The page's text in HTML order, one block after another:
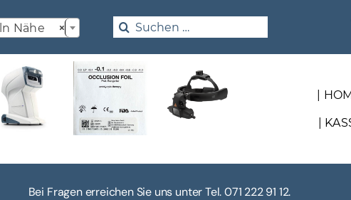
×
Nähe
Search
|
|
Bei Fragen erreichen Sie uns unter Tel. 071 222 91 12.